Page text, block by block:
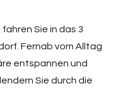
Sie in das 3
Fernab vom Alltag
entspannen und
Sie durch die